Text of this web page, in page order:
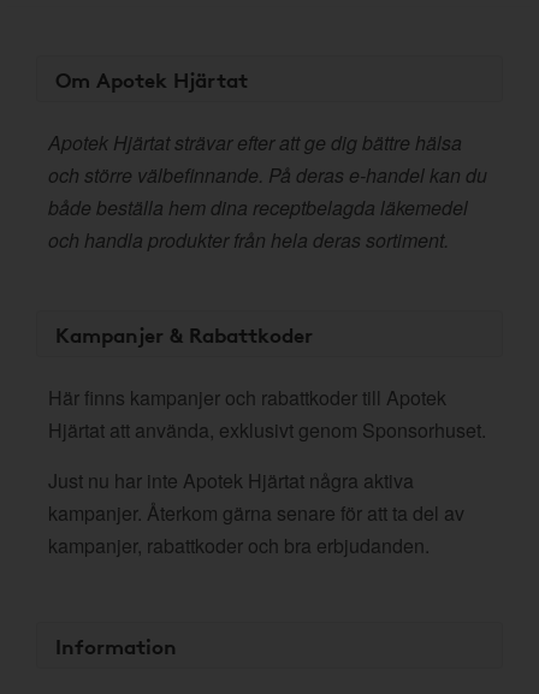
Om Apotek Hjärtat
Apotek Hjärtat strävar efter att ge dig bättre hälsa
och större välbefinnande. På deras e-handel kan du
både beställa hem dina receptbelagda läkemedel
och handla produkter från hela deras sortiment.
Kampanjer & Rabattkoder
Här finns kampanjer och rabattkoder till Apotek
Hjärtat att använda, exklusivt genom Sponsorhuset.
Just nu har inte Apotek Hjärtat några aktiva
kampanjer. Återkom gärna senare för att ta del av
kampanjer, rabattkoder och bra erbjudanden.
Information